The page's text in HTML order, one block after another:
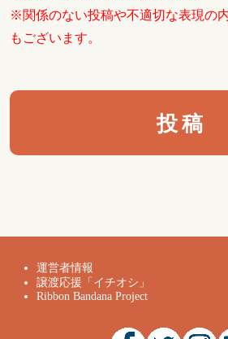
※関係のない投稿や不適切な表現の
もございます。
運営者情報
譲渡応援「イチオシ」
Ribbon Bandana Project